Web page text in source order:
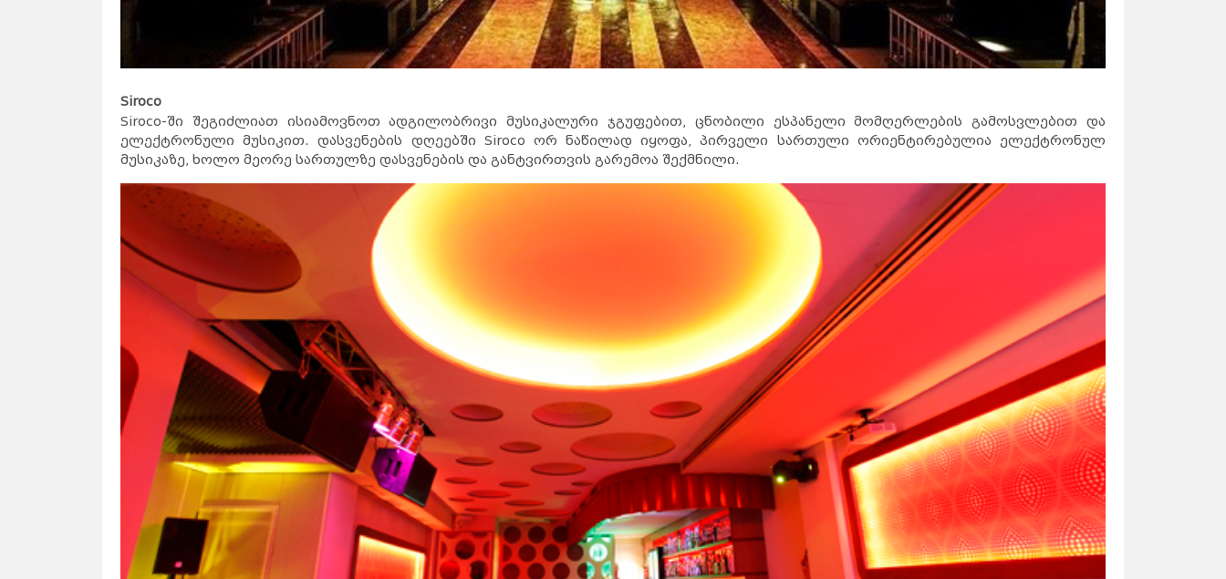
Siroco
Siroco-ში შეგიძლიათ ისიამოვნოთ ადგილობრივი მუსიკალური ჯგუფებით, ცნობილი ესპანელი მომღერლების გამოსვლებით და
ელექტრონული მუსიკით. დასვენების დღეებში Siroco ორ ნაწილად იყოფა, პირველი სართული ორიენტირებულია ელექტრონულ
მუსიკაზე, ხოლო მეორე სართულზე დასვენების და განტვირთვის გარემოა შექმნილი.